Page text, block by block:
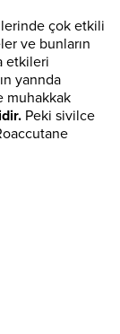
çok etkili
ve bunların
etkileri
yannda
muhakkak
Peki sivilce